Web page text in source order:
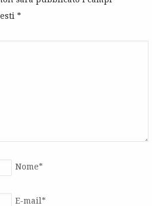
*
Nome*
E-mail*